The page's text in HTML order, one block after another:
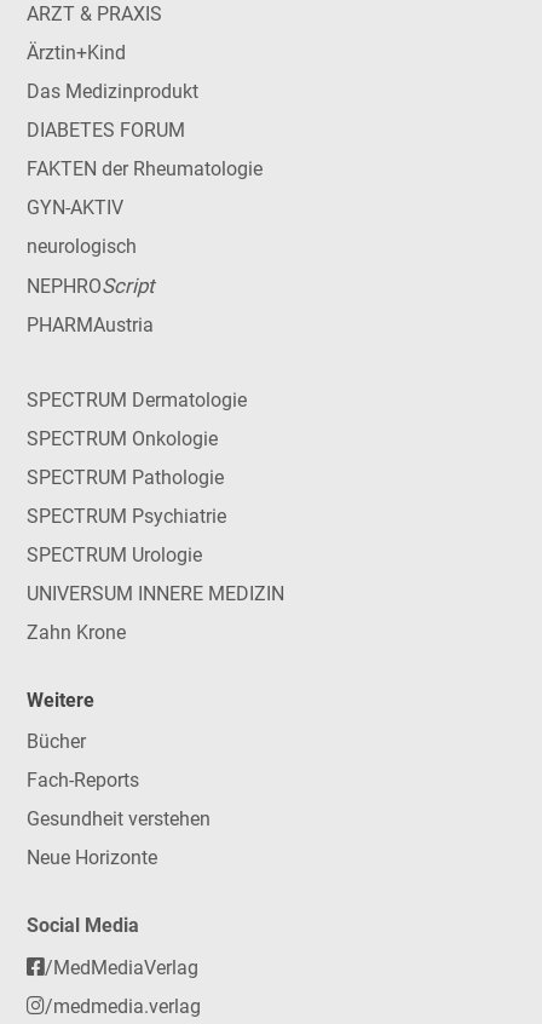
ARZT & PRAXIS
Ärztin+Kind
Das Medizinprodukt
DIABETES FORUM
FAKTEN der Rheumatologie
GYN-AKTIV
neurologisch
NEPHROScript
PHARMAustria
SPECTRUM Dermatologie
SPECTRUM Onkologie
SPECTRUM Pathologie
SPECTRUM Psychiatrie
SPECTRUM Urologie
UNIVERSUM INNERE MEDIZIN
Zahn Krone
Weitere
Bücher
Fach-Reports
Gesundheit verstehen
Neue Horizonte
Social Media
/MedMediaVerlag
/medmedia.verlag